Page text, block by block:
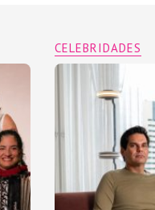
CELEBRIDADES